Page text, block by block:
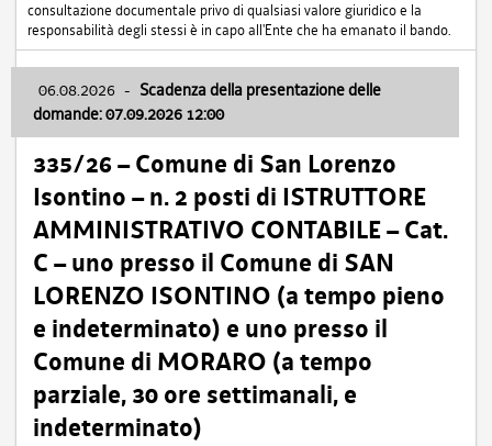
consultazione documentale privo di qualsiasi valore giuridico e la
responsabilità degli stessi è in capo all'Ente che ha emanato il bando.
06.08.2026 - Scadenza della presentazione delle
domande: 07.09.2026 12:00
335/26 – Comune di San Lorenzo
Isontino – n. 2 posti di ISTRUTTORE
AMMINISTRATIVO CONTABILE – Cat.
C – uno presso il Comune di SAN
LORENZO ISONTINO (a tempo pieno
e indeterminato) e uno presso il
Comune di MORARO (a tempo
parziale, 30 ore settimanali, e
indeterminato)